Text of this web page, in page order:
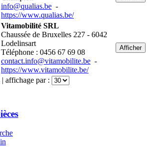
info@qualias.be -
https://www.qualias.be/
Vitamobilité SRL
Chaussée de Bruxelles 227 - 6042
Lodelinsart
Téléphone : 0456 67 69 08
contact.info@vitamobilite.be -
https://www.vitamobilite.be/
Afficher
| affichage par :